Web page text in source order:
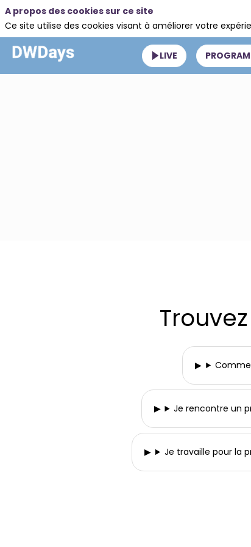
LIVE
Je rencontre un
Je travaille pour la
A propos des cookies sur ce site
Ce site utilise des cookies visant à améliorer votre